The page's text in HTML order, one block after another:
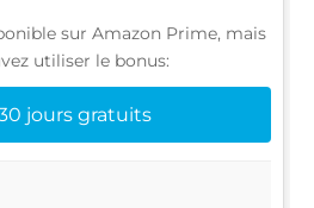
sur Amazon Prime, mais
utiliser le bonus:
jours gratuits